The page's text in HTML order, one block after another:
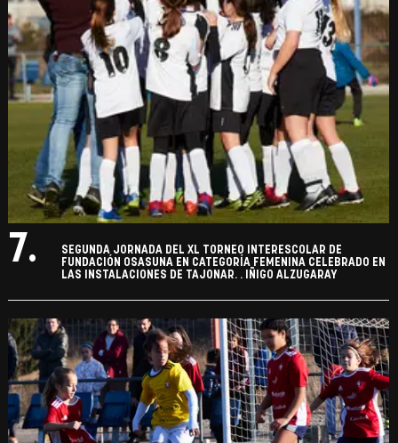
7.
SEGUNDA JORNADA DEL XL TORNEO INTERESCOLAR DE
FUNDACIÓN OSASUNA EN CATEGORÍA FEMENINA CELEBRADO EN
LAS INSTALACIONES DE TAJONAR. . IÑIGO ALZUGARAY